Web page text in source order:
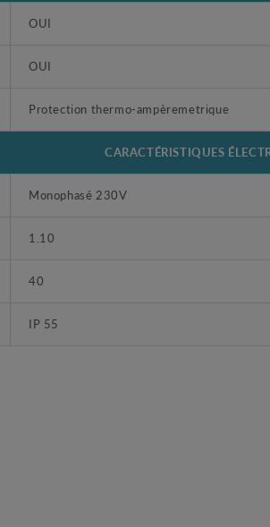
OUI
OUI
Protection thermo-ampèremetrique
CARACTÉRISTIQUES
Monophasé 230V
1.10
40
IP 55